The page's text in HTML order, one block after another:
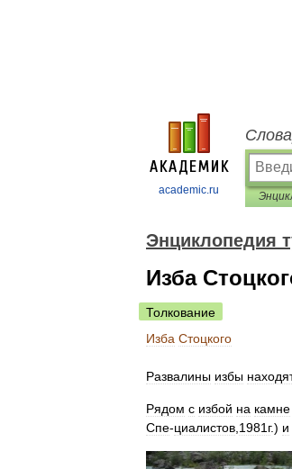
academic.ru
Энциклопедия
Изба
Толкование
Изба Стоцкого
Развалины избы
Рядом с избой на камне
Спе-циалистов 1981г.) и